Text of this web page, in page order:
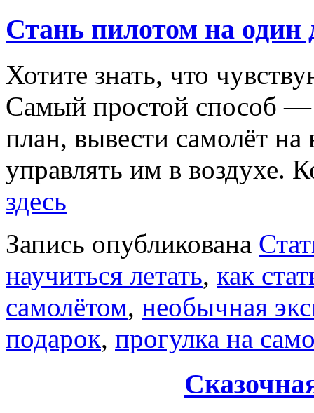
Стань пилотом на один
Хотите знать, что
Самый простой способ —
план, вывести самолёт
управлять им в воздухе.
здесь
Запись опубликована
научиться летать, как
самолётом, необычная
подарок, прогулка на